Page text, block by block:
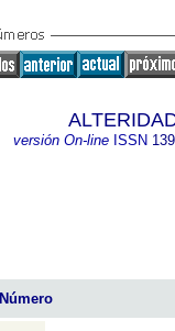
versión On-lineISSN
Número